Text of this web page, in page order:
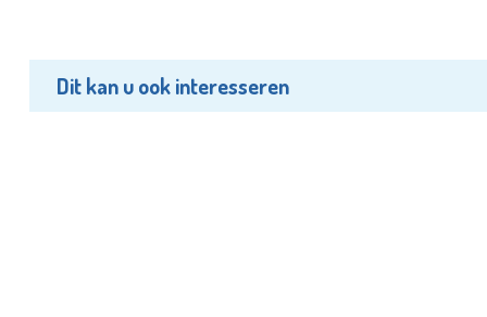
Dit kan u ook interesseren